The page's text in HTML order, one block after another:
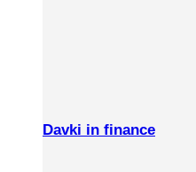
Davki in finance